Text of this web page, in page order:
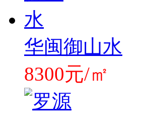
华闽御山水
8300元/㎡